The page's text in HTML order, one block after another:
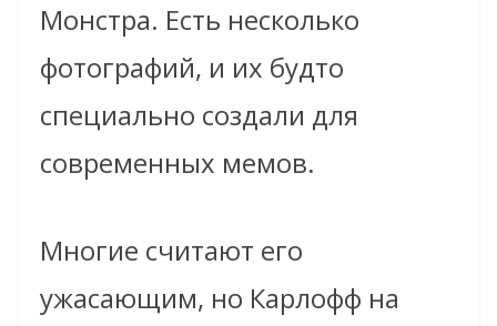
Монстра. Есть несколько
фотографий, и их будто
специально создали для
современных мемов.
Многие считают его
ужасающим, но Карлофф на